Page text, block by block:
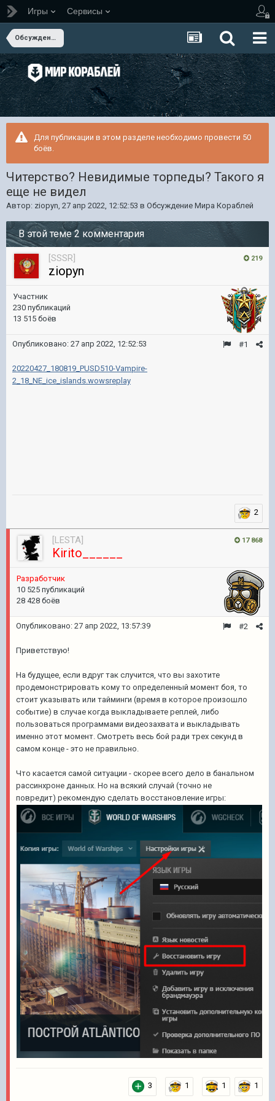
Игры Сервисы
Обсуждение Мира Кораблей
Для публикации в этом разделе необходимо провести 50
боёв.
Читерство? Невидимые торпеды? Такого я
еще не видел
Автор: ziopyn, 27 апр 2022, 12:52:53 в Обсуждение Мира Кораблей
В этой теме 2 комментария
219
[SSSR]
ziopyn
Участник
230 публикаций
13 515 боёв
#1
Опубликовано: 27 апр 2022, 12:52:53
20220427_180819_PUSD510-Vampire-
2_18_NE_ice_islands.wowsreplay
2
17 868
[LESTA]
Kirito______
Разработчик
10 525 публикаций
28 428 боёв
#2
Опубликовано: 27 апр 2022, 13:57:39
Приветствую!
На будущее, если вдруг так случится, что вы захотите
продемонстрировать кому то определенный момент боя, то
стоит указывать или тайминги (время в которое произошло
событие) в случае когда выкладываете реплей, либо
пользоваться программами видеозахвата и выкладывать
именно этот момент. Смотреть весь бой ради трех секунд в
самом конце - это не правильно.
Что касается самой ситуации - скорее всего дело в банальном
рассинхроне данных. Но на всякий случай (точно не
повредит) рекомендую сделать восстановление игры:
3 1 1 1